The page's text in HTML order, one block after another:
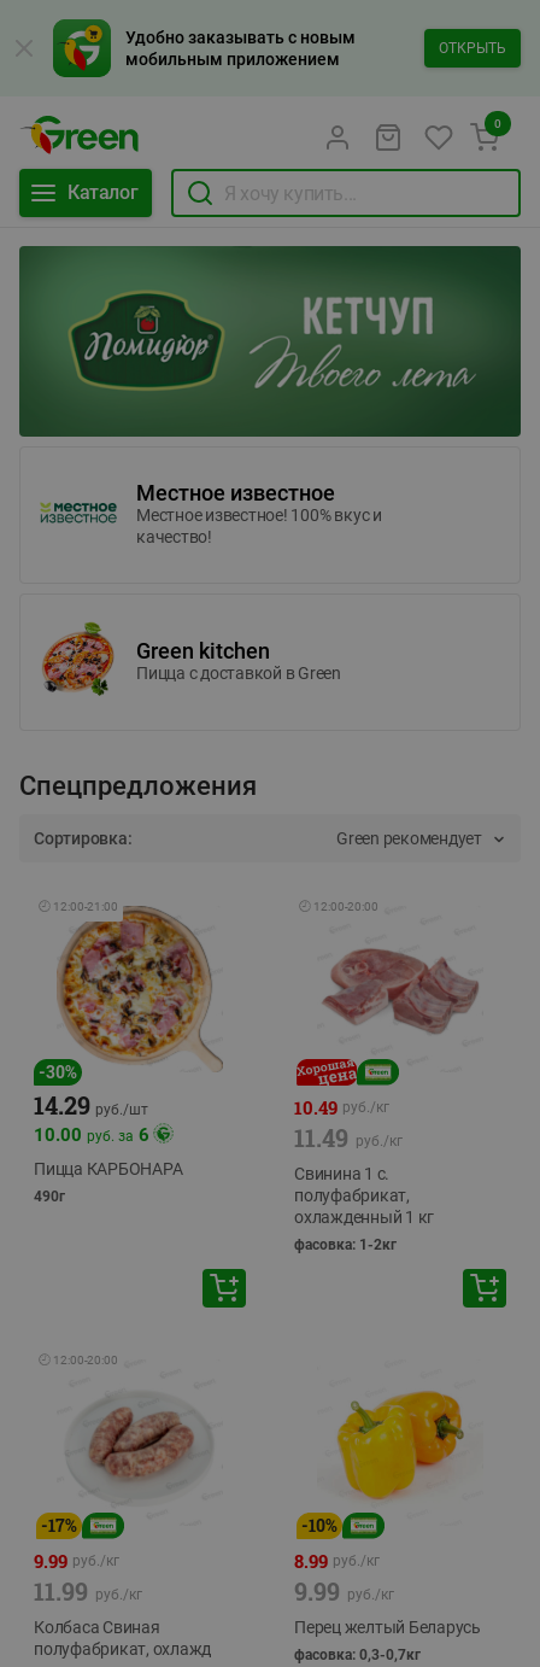
Удобно заказывать с новым
мобильным приложением
ОТКРЫТЬ
Каталог
0
Местное известное
Местное известное! 100% вкус и
качество!
Green kitchen
Пицца c доставкой в Green
Спецпредложения
Сортировка: Green рекомендует
🕘 12:00-21:00
-30%
14.29 руб./шт
10.00 руб. за 6
Пицца КАРБОНАРА
490г
🕘 12:00-20:00
10.49 руб./кг
11.49 руб./кг
Свинина 1 с.
полуфабрикат,
охлажденный 1 кг
фасовка: 1-2кг
🕘 12:00-20:00
-17%
9.99 руб./кг
11.99 руб./кг
Колбаса Свиная
полуфабрикат, охлажд
-10%
8.99 руб./кг
9.99 руб./кг
Перец желтый Беларусь
фасовка: 0,3-0,7кг